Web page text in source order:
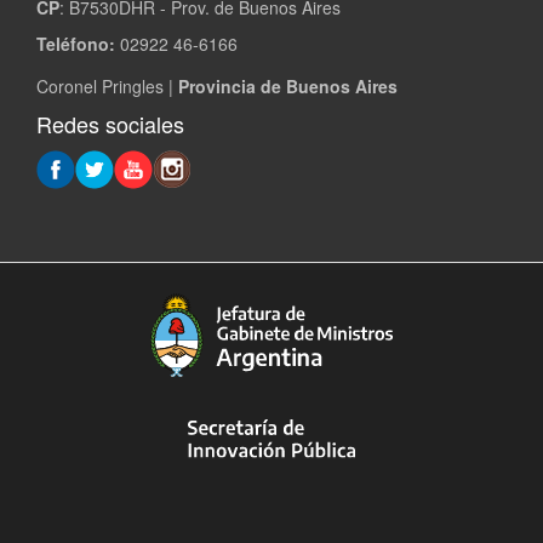
CP: B7530DHR - Prov. de Buenos Aires
Teléfono: 02922 46-6166
Coronel Pringles | Provincia de Buenos Aires
Redes sociales